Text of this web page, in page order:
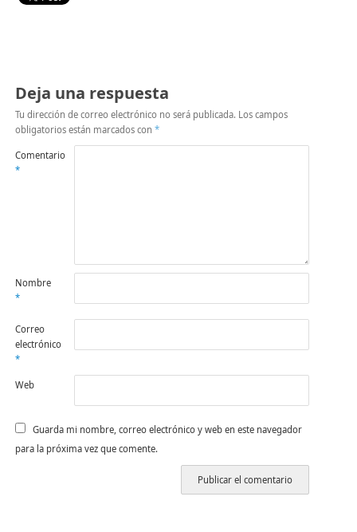
Deja una respuesta
Tu dirección de correo electrónico no será publicada. Los campos
obligatorios están marcados con *
Comentario
*
Nombre
*
Correo
electrónico
*
Web
Guarda mi nombre, correo electrónico y web en este navegador
para la próxima vez que comente.